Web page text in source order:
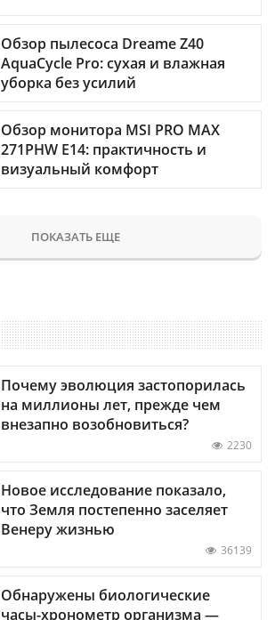
Обзор пылесоса Dreame Z40
AquaCycle Pro: сухая и влажная
уборка без усилий
Обзор монитора MSI PRO MAX
271PHW E14: практичность и
визуальный комфорт
ПОКАЗАТЬ ЕЩЕ
Почему эволюция застопорилась
на миллионы лет, прежде чем
внезапно возобновиться?
2230
Новое исследование показало,
что Земля постепенно заселяет
Венеру жизнью
36139
Обнаружены биологические
часы-хронометр организма —